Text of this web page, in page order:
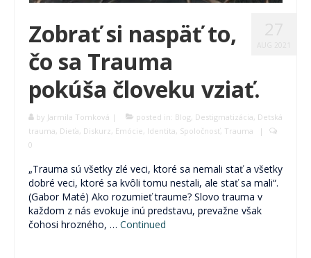
Zobrať si naspäť to,
čo sa Trauma
pokúša človeku vziať.
by Jarmila Tomková | posted in: Blog, Destigmatizácia, Detská
trauma, Dieťa, Diskurz, Emócie, Identita, Spoločnosť, Trauma
|
0
„Trauma sú všetky zlé veci, ktoré sa nemali stať a všetky
dobré veci, ktoré sa kvôli tomu nestali, ale stať sa mali“.
(Gabor Maté) Ako rozumieť traume? Slovo trauma v
každom z nás evokuje inú predstavu, prevažne však
čohosi hrozného, … Continued